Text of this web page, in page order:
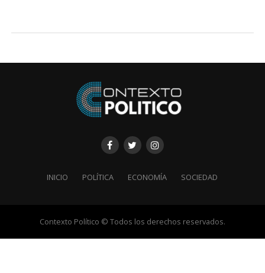
INICIO POLÍTICA ECONOMÍA SOCIEDAD
Contexto Político © Todos los derechos reservados.